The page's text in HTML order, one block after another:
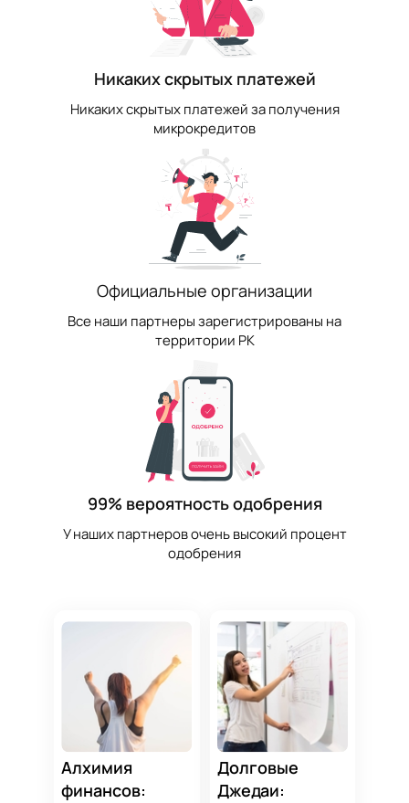
Никаких скрытых платежей
Никаких скрытых платежей за получения
микрокредитов
Официальные организации
Все наши партнеры зарегистрированы на
территории РК
99% вероятность одобрения
У наших партнеров очень высокий процент
одобрения
Алхимия
финансов:
Долговые
Джедаи: